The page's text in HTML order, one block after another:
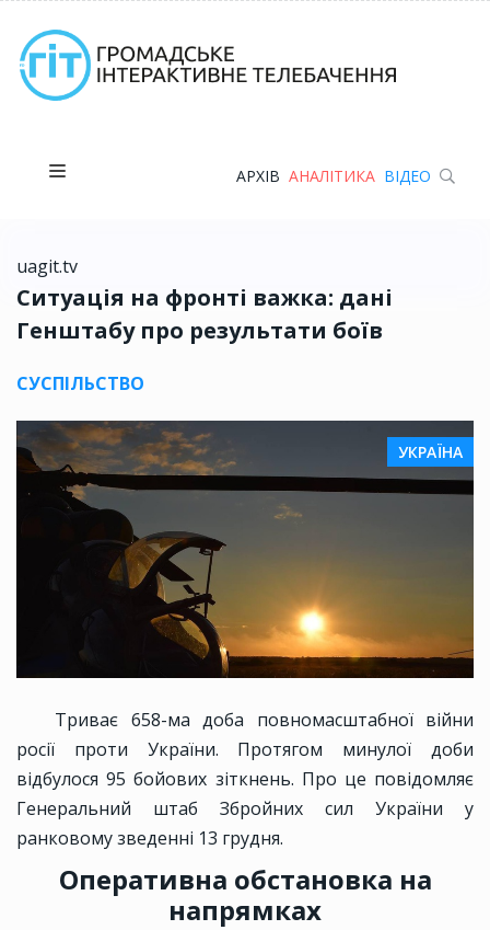
АРХІВ АНАЛІТИКА ВІДЕО
uagit.tv
Ситуація на фронті важка: дані
Генштабу про результати боїв
СУСПІЛЬСТВО
УКРАЇНА
Триває 658-ма доба повномасштабної війни
росії проти України. Протягом минулої доби
відбулося 95 бойових зіткнень. Про це повідомляє
Генеральний штаб Збройних сил України у
ранковому зведенні 13 грудня.
Оперативна обстановка на
напрямках